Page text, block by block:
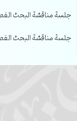
جلسة مناقشة البحث الفصلي
جلسة مناقشة البحث الفصلي